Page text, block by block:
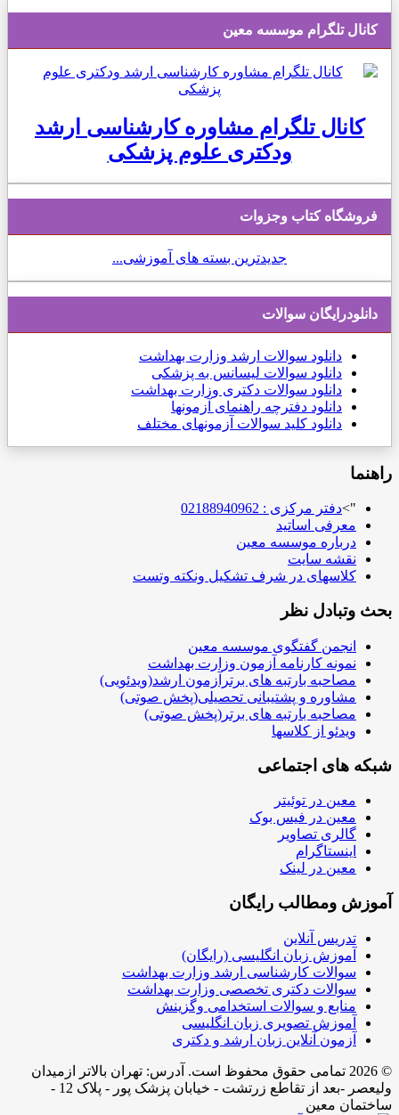
کانال تلگرام موسسه معین
کانال تلگرام مشاوره کارشناسی ارشد
ودکتری علوم پزشکی
فروشگاه کتاب وجزوات
جدیدترین بسته های آموزشی...
دانلودرایگان سوالات
دانلود سوالات ارشد وزارت بهداشت
دانلود سوالات لیسانس به پزشکی
دانلود سوالات دکتری وزارت بهداشت
دانلود دفترچه راهنمای آزمونها
دانلود کلید سوالات آزمونهای مختلف
راهنما
">دفتر مرکزی : 02188940962
معرفی اساتید
درباره موسسه معین
نقشه سایت
کلاسهای در شرف تشکیل ونکته وتست
بحث وتبادل نظر
انجمن گفتگوی موسسه معین
نمونه کارنامه آزمون وزارت بهداشت
مصاحبه بارتبه های برترآزمون ارشد(ویدئویی)
مشاوره و پشتیبانی تحصیلی(پخش صوتی)
مصاحبه بارتبه های برتر(پخش صوتی)
ویدئو از کلاسها
شبکه های اجتماعی
معین در توئیتر
معین در فیس بوک
گالری تصاویر
اینستاگرام
معین در لینک
آموزش ومطالب رایگان
تدریس آنلاین
آموزش زبان انگلیسی (رایگان)
سوالات کارشناسی ارشد وزارت بهداشت
سوالات دکتری تخصصی وزارت بهداشت
منابع و سوالات استخدامی وگزینش
آموزش تصویری زبان انگلیسی
آزمون آنلاین زبان ارشد و دکتری
© 2026 تمامی حقوق محفوظ است. آدرس:‌ تهران بالاتر ازمیدان
ولیعصر -بعد از تقاطع زرتشت - خیابان پزشک پور - پلاک 12 -
ساختمان معین